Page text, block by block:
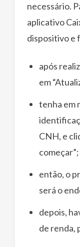
necessário.
aplicativo
dispositivo e
após
em
tenha em
CNH, e
começar”;
então, o
será o
depois,
de renda,